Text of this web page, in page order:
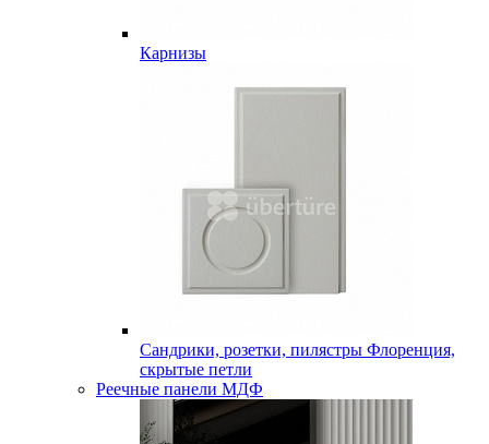
Карнизы
Сандрики, розетки, пилястры Флоренция,
скрытые петли
Реечные панели МДФ